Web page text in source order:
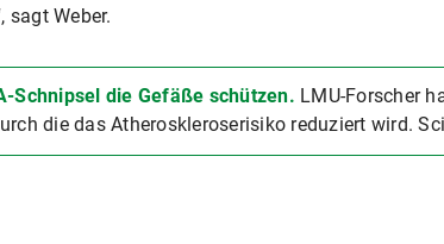
sagt Weber.
Schnipsel die Gefäße schützen. LMU-Forscher
die das Atheroskleroserisiko reduziert wird.